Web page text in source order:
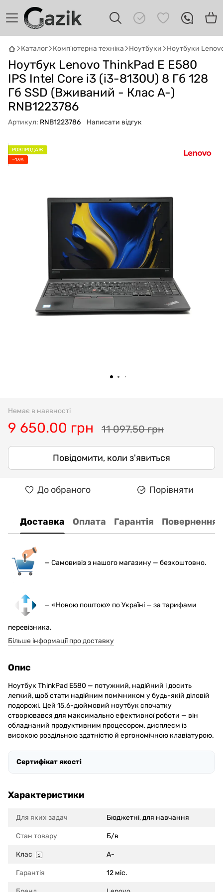
Каталог Комп'ютерна техніка Ноутбуки Ноутбуки
Ноутбук Lenovo ThinkPad E E580
IPS Intel Core i3 (i3-8130U) 8 Гб 128
Гб SSD (Вживаний - Клас A-)
RNB1223786
Артикул: RNB1223786 Написати відгук
РОЗПРОДАЖ
−13%
Немає в наявності
9 650.00 грн 11 097.50 грн
Повідомити, коли з'явиться
До обраного Порівняти
Доставка Оплата Гарантія Повернення
— Самовивіз з нашого магазину — безкоштовно.
— «Новою поштою» по Україні — за тарифами
перевізника.
Більше інформації про доставку
Опис
Ноутбук ThinkPad E580 — потужний, надійний і досить
легкий, щоб стати надійним помічником у будь-якій діловій
подорожі. Цей 15.6-дюймовий ноутбук спочатку
створювався для максимально ефективної роботи — він
обладнаний продуктивним процесором, дисплеєм із
високою роздільною здатністю й ергономічною клавіатурою.
Сертифікат якості
Характеристики
Для яких задач Бюджетні, для навчання
Стан товару Б/в
Клас A-
Гарантія 12 міс.
GAZIK AI
Онлайн · пошук техніки
Привіт! 👋 Я Gazik AI — допоможу
підібрати вживану комп'ютерну техніку.
Що шукаєш?